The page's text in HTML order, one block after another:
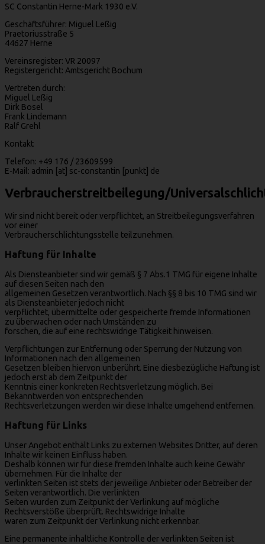
SC Constantin Herne-Mark 1930 e.V.
Geschäftsführer: Miguel Leßig
Praetoriusstraße 5
44627 Herne
Vereinsregister: VR 20097
Registergericht: Amtsgericht Bochum
Vertreten durch:
Miguel Leßig
Dirk Bosel
Frank Lindemann
Ralf Grehl
Kontakt
Telefon: +49 176 / 23609599
E-Mail: admin [at] sc-constantin [punkt] de
Verbraucherstreitbeilegung/
Wir sind nicht bereit oder verpflichtet, an Streitbeilegungsverfahren
vor einer
Verbraucherschlichtungsstelle teilzunehmen.
Haftung für Inhalte
Als Diensteanbieter sind wir gemäß § 7 Abs.1 TMG für eigene Inhalte
auf diesen Seiten nach den
allgemeinen Gesetzen verantwortlich. Nach §§ 8 bis 10 TMG sind wir
als Diensteanbieter jedoch nicht
verpflichtet, übermittelte oder gespeicherte fremde Informationen
zu überwachen oder nach Umständen zu
forschen, die auf eine rechtswidrige Tätigkeit hinweisen.
Verpflichtungen zur Entfernung oder Sperrung der Nutzung von
Informationen nach den allgemeinen
Gesetzen bleiben hiervon unberührt. Eine diesbezügliche Haftung ist
jedoch erst ab dem Zeitpunkt der
Kenntnis einer konkreten Rechtsverletzung möglich. Bei
Bekanntwerden von entsprechenden
Rechtsverletzungen werden wir diese Inhalte umgehend entfernen.
Haftung für Links
Unser Angebot enthält Links zu externen Websites Dritter, auf deren
Inhalte wir keinen Einfluss haben.
Deshalb können wir für diese fremden Inhalte auch keine Gewähr
übernehmen. Für die Inhalte der
verlinkten Seiten ist stets der jeweilige Anbieter oder Betreiber der
Seiten verantwortlich. Die verlinkten
Seiten wurden zum Zeitpunkt der Verlinkung auf mögliche
Rechtsverstöße überprüft. Rechtswidrige Inhalte
waren zum Zeitpunkt der Verlinkung nicht erkennbar.
Eine permanente inhaltliche Kontrolle der verlinkten Seiten ist